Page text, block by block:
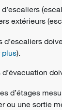
extérieurs
d’escaliers
plus).
d’évacuation
d’étages
ou une sortie